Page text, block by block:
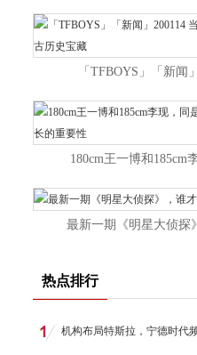
「TFBOYS」「新闻
180cm王一博和185cm
最新一期《明星大侦探
热点排行
机构布局特斯拉，宁德时代